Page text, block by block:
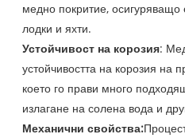
медно покритие, осигуряващо
лодки и яхти.
Устойчивост на корозия:
устойчивостта на корозия на
което го прави много
излагане на солена вода и
Механични свойства: